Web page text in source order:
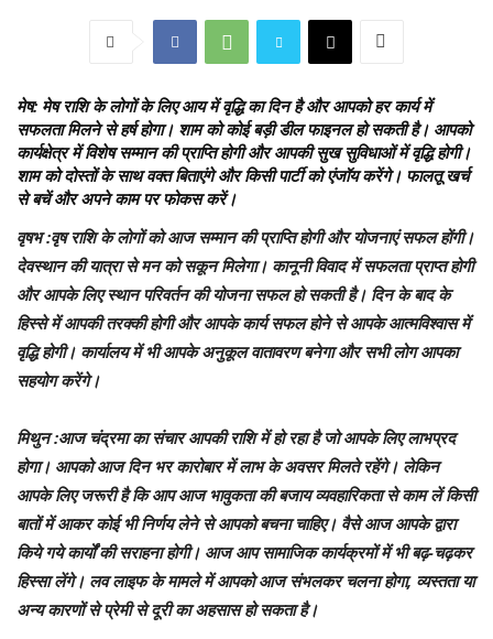
मेष: मेष राशि के लोगों के लिए आय में वृद्धि का दिन है और आपको हर कार्य में
सफलता मिलने से हर्ष होगा। शाम को कोई बड़ी डील फाइनल हो सकती है। आपको
कार्यक्षेत्र में विशेष सम्‍मान की प्राप्ति होगी और आपकी सुख सुविधाओं में वृद्धि होगी।
शाम को दोस्‍तों के साथ वक्‍त बिताएंगे और किसी पार्टी को एंजॉय करेंगे। फालतू खर्च
से बचें और अपने काम पर फोकस करें।
वृषभ:वृष राशि के लोगों को आज सम्‍मान की प्राप्ति होगी और योजनाएं सफल होंगी।
देवस्थान की यात्रा से मन को सकून मिलेगा। कानूनी विवाद में सफलता प्राप्‍त होगी
और आपके लिए स्थान परिवर्तन की योजना सफल हो सकती है। दिन के बाद के
हिस्‍से में आपकी तरक्‍की होगी और आपके कार्य सफल होने से आपके आत्‍मविश्‍वास में
वृद्धि होगी। कार्यालय में भी आपके अनुकूल वातावरण बनेगा और सभी लोग आपका
सहयोग करेंगे।
मिथुन:आज चंद्रमा का संचार आपकी राशि में हो रहा है जो आपके लिए लाभप्रद
होगा। आपको आज दिन भर कारोबार में लाभ के अवसर मिलते रहेंगे। लेकिन
आपके लिए जरूरी है कि आप आज भावुकता की बजाय व्यवहारिकता से काम लें किसी
बातों में आकर कोई भी निर्णय लेने से आपको बचना चाहिए। वैसे आज आपके द्वारा
किये गये कार्यों की सराहना होगी। आज आप सामाजिक कार्यक्रमों में भी बढ़-चढ़कर
हिस्सा लेंगे। लव लाइफ के मामले में आपको आज संभलकर चलना होगा, व्यस्तता या
अन्य कारणों से प्रेमी से दूरी का अहसास हो सकता है।